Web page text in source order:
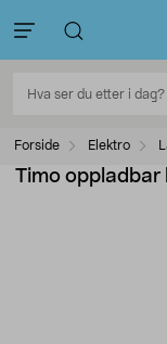
Forside Elektro
Timo